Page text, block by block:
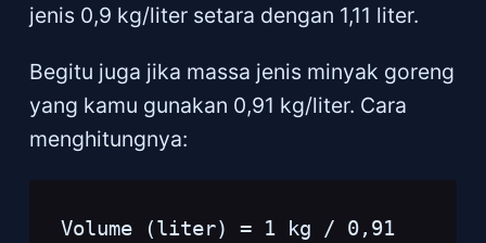
jenis 0,9 kg/liter setara dengan 1,11 liter.
Begitu juga jika massa jenis minyak goreng
yang kamu gunakan 0,91 kg/liter. Cara
menghitungnya:
Volume (liter) = 1 kg / 0,91